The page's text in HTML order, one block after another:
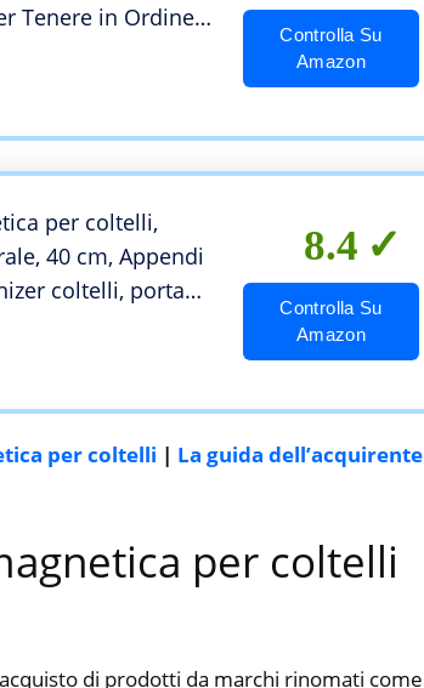
Tenere in Ordine
da Cucina Attrezzi
Controlla Su
Amazon
per coltelli,
40 cm, Appendi
coltelli, porta
Montaggio, Viti
8.4
Controlla Su
Amazon
per coltelli | La guida dell’acquirente
per coltelli
di prodotti da marchi rinomati come